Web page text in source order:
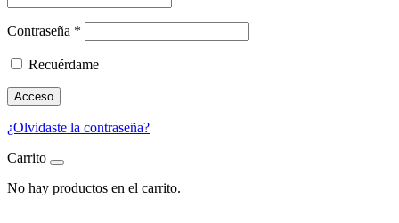
Contraseña *
Recuérdame
Acceso
¿Olvidaste la contraseña?
Carrito
No hay productos en el carrito.